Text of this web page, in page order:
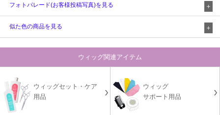
フォトパレード(お客様投稿写真)を見る
似た色の商品を見る
ウィッグ関連アイテム
ウィッグセット・ケア
用品
ウィッグ
サポート用品